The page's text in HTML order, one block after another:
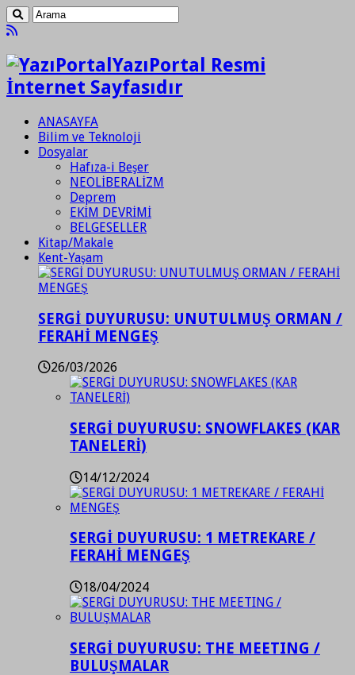
YazıPortal Resmi
İnternet Sayfasıdır
ANASAYFA
Bilim ve Teknoloji
Dosyalar
Hafıza-i Beşer
NEOLİBERALİZM
Deprem
EKİM DEVRİMİ
BELGESELLER
Kitap/Makale
Kent-Yaşam
SERGİ DUYURUSU: UNUTULMUŞ ORMAN /
FERAHİ MENGEŞ
26/03/2026
SERGİ DUYURUSU: SNOWFLAKES (KAR
TANELERİ)
14/12/2024
SERGİ DUYURUSU: 1 METREKARE /
FERAHİ MENGEŞ
18/04/2024
SERGİ DUYURUSU: THE MEETING /
BULUŞMALAR